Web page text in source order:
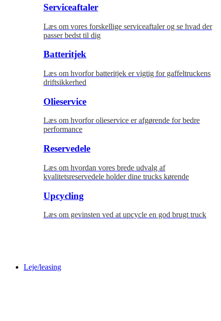
Serviceaftaler
Læs om vores forskellige serviceaftaler og se hvad der
passer bedst til dig
Batteritjek
Læs om hvorfor batteritjek er vigtig for gaffeltruckens
driftsikkerhed
Olieservice
Læs om hvorfor olieservice er afgørende for bedre
performance
Reservedele
Læs om hvordan vores brede udvalg af
kvalitetsreservedele holder dine trucks kørende
Upcycling
Læs om gevinsten ved at upcycle en god brugt truck
Leje/leasing